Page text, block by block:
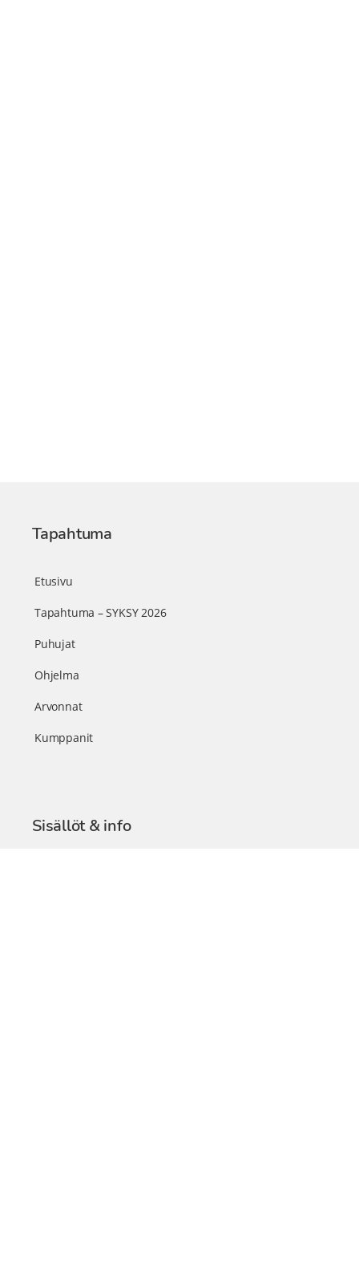
Tapahtuma
Etusivu
Tapahtuma – SYKSY 2026
Puhujat
Ohjelma
Arvonnat
Kumppanit
Sisällöt & info